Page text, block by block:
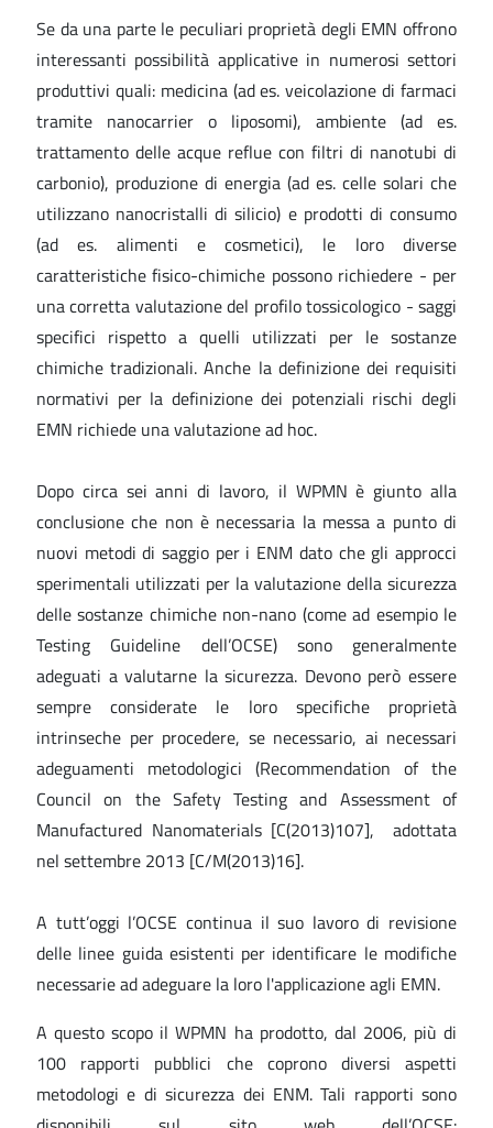
Se da una parte le peculiari proprietà degli EMN offrono
interessanti possibilità applicative in numerosi settori
produttivi quali: medicina (ad es. veicolazione di farmaci
tramite nanocarrier o liposomi), ambiente (ad es.
trattamento delle acque reflue con filtri di nanotubi di
carbonio), produzione di energia (ad es. celle solari che
utilizzano nanocristalli di silicio) e prodotti di consumo
(ad es. alimenti e cosmetici), le loro diverse
caratteristiche fisico-chimiche possono richiedere - per
una corretta valutazione del profilo tossicologico - saggi
specifici rispetto a quelli utilizzati per le sostanze
chimiche tradizionali. Anche la definizione dei requisiti
normativi per la definizione dei potenziali rischi degli
EMN richiede una valutazione ad hoc.
Dopo circa sei anni di lavoro, il WPMN è giunto alla
conclusione che non è necessaria la messa a punto di
nuovi metodi di saggio per i ENM dato che gli approcci
sperimentali utilizzati per la valutazione della sicurezza
delle sostanze chimiche non-nano (come ad esempio le
Testing Guideline dell’OCSE) sono generalmente
adeguati a valutarne la sicurezza. Devono però essere
sempre considerate le loro specifiche proprietà
intrinseche per procedere, se necessario, ai necessari
adeguamenti metodologici (Recommendation of the
Council on the Safety Testing and Assessment of
Manufactured Nanomaterials [C(2013)107], adottata
nel settembre 2013 [C/M(2013)16].
A tutt’oggi l’OCSE continua il suo lavoro di revisione
delle linee guida esistenti per identificare le modifiche
necessarie ad adeguare la loro l'applicazione agli EMN.
A questo scopo il WPMN ha prodotto, dal 2006, più di
100 rapporti pubblici che coprono diversi aspetti
metodologi e di sicurezza dei ENM. Tali rapporti sono